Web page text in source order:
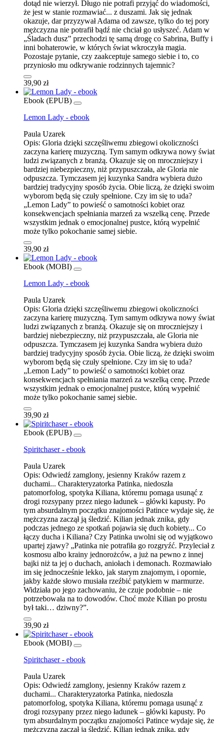
dotąd nie wierzył. Długo nie potrafi przyjąć do wiadomości,
że jest w stanie rozmawiać... z duszami. Jak się jednak
okazuje, dar przyzywał Adama od zawsze, tylko do tej pory
mężczyzna nie potrafił bądź nie chciał go usłyszeć. Adam w
„Śladach dusz” przechodzi tę samą drogę co Sabrina, Buffy i
inni bohaterowie, w których świat wkroczyła magia.
Pozostaje pytanie, czy zaakceptuje samego siebie i to, co
przyniosło mu odkrywanie rodzinnych tajemnic?
39,90 zł
Ebook (EPUB)
Lemon Lady - ebook
Paula Uzarek
Opis: Gloria dzięki szczęśliwemu zbiegowi okoliczności
zaczyna karierę muzyczną. Tym samym odkrywa nowy świat
ludzi związanych z branżą. Okazuje się on mroczniejszy i
bardziej niebezpieczny, niż przypuszczała, ale Gloria nie
odpuszcza. Tymczasem jej kuzynka Sandra wybiera dużo
bardziej tradycyjny sposób życia. Obie liczą, że dzięki swoim
wyborom będą się czuły spełnione. Czy im się to uda?
„Lemon Lady” to powieść o samotności kobiet oraz
konsekwencjach spełniania marzeń za wszelką cenę. Przede
wszystkim jednak o emocjonalnej pustce, którą wypełnić
może tylko pokochanie samej siebie.
39,90 zł
Ebook (MOBI)
Lemon Lady - ebook
Paula Uzarek
Opis: Gloria dzięki szczęśliwemu zbiegowi okoliczności
zaczyna karierę muzyczną. Tym samym odkrywa nowy świat
ludzi związanych z branżą. Okazuje się on mroczniejszy i
bardziej niebezpieczny, niż przypuszczała, ale Gloria nie
odpuszcza. Tymczasem jej kuzynka Sandra wybiera dużo
bardziej tradycyjny sposób życia. Obie liczą, że dzięki swoim
wyborom będą się czuły spełnione. Czy im się to uda?
„Lemon Lady” to powieść o samotności kobiet oraz
konsekwencjach spełniania marzeń za wszelką cenę. Przede
wszystkim jednak o emocjonalnej pustce, którą wypełnić
może tylko pokochanie samej siebie.
39,90 zł
Ebook (EPUB)
Spiritchaser - ebook
Paula Uzarek
Opis: Odwiedź zamglony, jesienny Kraków razem z
duchami... Charakteryzatorka Patinka, niedoszła
patomorfolog, spotyka Kiliana, któremu pomaga usunąć z
drogi rozsypany przez niego ładunek – główki kapusty. Po
tym absurdalnym początku znajomości Patince wydaje się, że
mężczyzna zaczął ją śledzić. Kilian jednak znika, gdy
podczas jednego ze spotkań pojawia się duch kobiety... Co
łączy ducha i Kiliana? Czy Patinka uwolni się od wyjątkowo
upartej zjawy? „Patinka nie potrafiła go rozgryźć. Przyleciał z
kosmosu albo krainy jednorożców, a już na pewno z innej
bajki niż ta jej o duchach, aniołach i demonach. Rozmawiało
im się jednocześnie lekko, jak starym znajomym, i opor­nie,
jakby każde słowo musiała rzeźbić patykiem w marmurze.
Wi­działa po jego zachowaniu, że czuje podobnie – nie
potrzebowała na to dowodów. Choć może Kilian po prostu
był taki… dziwny?”.
39,90 zł
Ebook (MOBI)
Spiritchaser - ebook
Paula Uzarek
Opis: Odwiedź zamglony, jesienny Kraków razem z
duchami... Charakteryzatorka Patinka, niedoszła
patomorfolog, spotyka Kiliana, któremu pomaga usunąć z
drogi rozsypany przez niego ładunek – główki kapusty. Po
tym absurdalnym początku znajomości Patince wydaje się, że
mężczyzna zaczął ją śledzić. Kilian jednak znika, gdy